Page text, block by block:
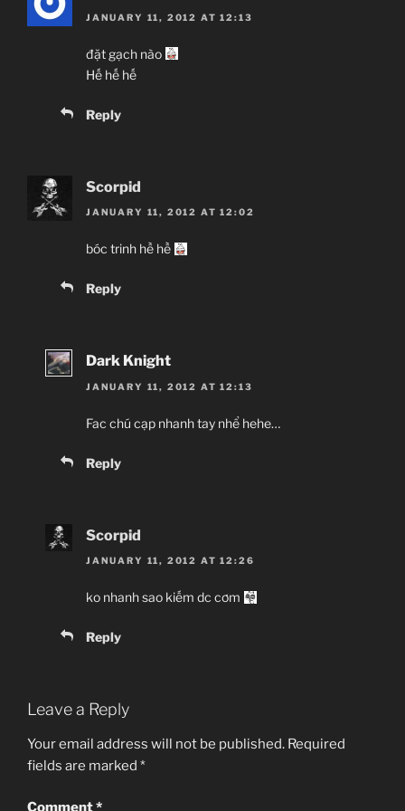
JANUARY 11, 2012 AT 12:13
đặt gạch nào
Hế hế hế
Reply
Scorpid
JANUARY 11, 2012 AT 12:02
bóc trinh hề hề
Reply
Dark Knight
JANUARY 11, 2012 AT 12:13
Fac chú cạp nhanh tay nhể hehe…
Reply
Scorpid
JANUARY 11, 2012 AT 12:26
ko nhanh sao kiếm dc cơm
Reply
Leave a Reply
Your email address will not be published. Required
fields are marked *
Comment*